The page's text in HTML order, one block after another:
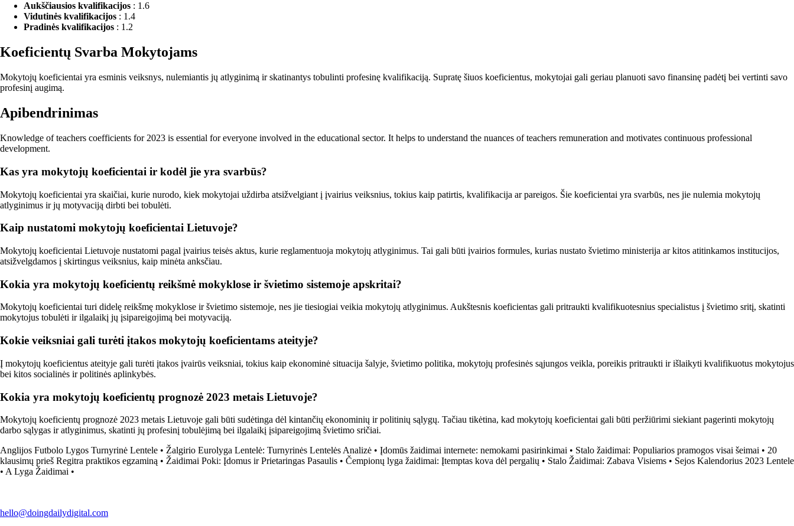
Aukščiausios kvalifikacijos : 1.6
Vidutinės kvalifikacijos : 1.4
Pradinės kvalifikacijos : 1.2
Koeficientų Svarba Mokytojams
Mokytojų koeficientai yra esminis veiksnys, nulemiantis jų atlyginimą ir skatinantys tobulinti profesinę kvalifikaciją. Supratę šiuos koeficientus, mokytojai gali geriau planuoti savo finansinę padėtį bei vertinti savo
profesinį augimą.
Apibendrinimas
Knowledge of teachers coefficients for 2023 is essential for everyone involved in the educational sector. It helps to understand the nuances of teachers remuneration and motivates continuous professional
development.
Kas yra mokytojų koeficientai ir kodėl jie yra svarbūs?
Mokytojų koeficientai yra skaičiai, kurie nurodo, kiek mokytojai uždirba atsižvelgiant į įvairius veiksnius, tokius kaip patirtis, kvalifikacija ar pareigos. Šie koeficientai yra svarbūs, nes jie nulemia mokytojų
atlyginimus ir jų motyvaciją dirbti bei tobulėti.
Kaip nustatomi mokytojų koeficientai Lietuvoje?
Mokytojų koeficientai Lietuvoje nustatomi pagal įvairius teisės aktus, kurie reglamentuoja mokytojų atlyginimus. Tai gali būti įvairios formules, kurias nustato švietimo ministerija ar kitos atitinkamos institucijos,
atsižvelgdamos į skirtingus veiksnius, kaip minėta anksčiau.
Kokia yra mokytojų koeficientų reikšmė mokyklose ir švietimo sistemoje apskritai?
Mokytojų koeficientai turi didelę reikšmę mokyklose ir švietimo sistemoje, nes jie tiesiogiai veikia mokytojų atlyginimus. Aukštesnis koeficientas gali pritraukti kvalifikuotesnius specialistus į švietimo sritį, skatinti
mokytojus tobulėti ir ilgalaikį jų įsipareigojimą bei motyvaciją.
Kokie veiksniai gali turėti įtakos mokytojų koeficientams ateityje?
Į mokytojų koeficientus ateityje gali turėti įtakos įvairūs veiksniai, tokius kaip ekonominė situacija šalyje, švietimo politika, mokytojų profesinės sąjungos veikla, poreikis pritraukti ir išlaikyti kvalifikuotus mokytojus
bei kitos socialinės ir politinės aplinkybės.
Kokia yra mokytojų koeficientų prognozė 2023 metais Lietuvoje?
Mokytojų koeficientų prognozė 2023 metais Lietuvoje gali būti sudėtinga dėl kintančių ekonominių ir politinių sąlygų. Tačiau tikėtina, kad mokytojų koeficientai gali būti peržiūrimi siekiant pagerinti mokytojų
darbo sąlygas ir atlyginimus, skatinti jų profesinį tobulėjimą bei ilgalaikį įsipareigojimą švietimo sričiai.
Anglijos Futbolo Lygos Turnyrinė Lentele • Žalgirio Eurolyga Lentelė: Turnyrinės Lentelės Analizė • Įdomūs žaidimai internete: nemokami pasirinkimai • Stalo žaidimai: Populiarios pramogos visai šeimai • 20
klausimų prieš Regitra praktikos egzaminą • Žaidimai Poki: Įdomus ir Prietaringas Pasaulis • Čempionų lyga žaidimai: Įtemptas kova dėl pergalių • Stalo Žaidimai: Zabava Visiems • Sejos Kalendorius 2023 Lentele
• A Lyga Žaidimai •
hello@doingdailydigital.com